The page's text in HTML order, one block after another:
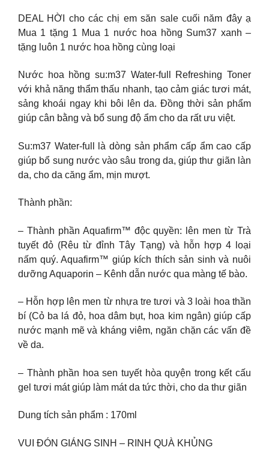
DEAL HỜI cho các chị em săn sale cuối năm đây ạ
Mua 1 tặng 1 Mua 1 nước hoa hồng Sum37 xanh –
tặng luôn 1 nước hoa hồng cùng loại
Nước hoa hồng su:m37 Water-full Refreshing Toner
với khả năng thẩm thấu nhanh, tạo cảm giác tươi mát,
sảng khoái ngay khi bôi lên da. Đồng thời sản phẩm
giúp cân bằng và bổ sung độ ẩm cho da rất ưu việt.
Su:m37 Water-full là dòng sản phẩm cấp ẩm cao cấp
giúp bổ sung nước vào sâu trong da, giúp thư giãn làn
da, cho da căng ẩm, mịn mượt.
Thành phần:
– Thành phần Aquafirm™ độc quyền: lên men từ Trà
tuyết đỏ (Rêu từ đỉnh Tây Tạng) và hỗn hợp 4 loại
nấm quý. Aquafirm™ giúp kích thích sản sinh và nuôi
dưỡng Aquaporin – Kênh dẫn nước qua màng tế bào.
– Hỗn hợp lên men từ nhựa tre tươi và 3 loài hoa thần
bí (Cỏ ba lá đỏ, hoa dâm bụt, hoa kim ngân) giúp cấp
nước mạnh mẽ và kháng viêm, ngăn chặn các vấn đề
về da.
– Thành phần hoa sen tuyết hòa quyện trong kết cấu
gel tươi mát giúp làm mát da tức thời, cho da thư giãn ​
Dung tích sản phẩm : 170ml
VUI ĐÓN GIÁNG SINH – RINH QUÀ KHỦNG